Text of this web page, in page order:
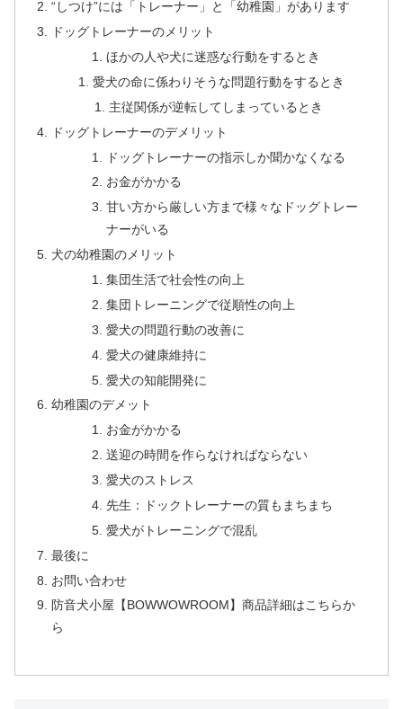
“しつけ”には「トレーナー」と「幼稚園」があります
ドッグトレーナーのメリット
ほかの人や犬に迷惑な行動をするとき
愛犬の命に係わりそうな問題行動をするとき
主従関係が逆転してしまっているとき
ドッグトレーナーのデメリット
ドッグトレーナーの指示しか聞かなくなる
お金がかかる
甘い方から厳しい方まで様々なドッグトレー
ナーがいる
犬の幼稚園のメリット
集団生活で社会性の向上
集団トレーニングで従順性の向上
愛犬の問題行動の改善に
愛犬の健康維持に
愛犬の知能開発に
幼稚園のデメット
お金がかかる
送迎の時間を作らなければならない
愛犬のストレス
先生：ドックトレーナーの質もまちまち
愛犬がトレーニングで混乱
最後に
お問い合わせ
防音犬小屋【BOWWOWROOM】商品詳細はこちらか
ら